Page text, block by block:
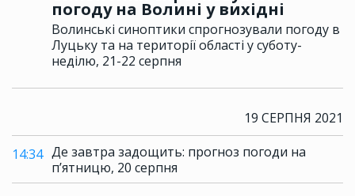
погоду на Волині у вихідні
Волинські синоптики спрогнозували погоду в
Луцьку та на території області у суботу-
неділю, 21-22 серпня
19 СЕРПНЯ 2021
14:34 Де завтра задощить: прогноз погоди на
п’ятницю, 20 серпня